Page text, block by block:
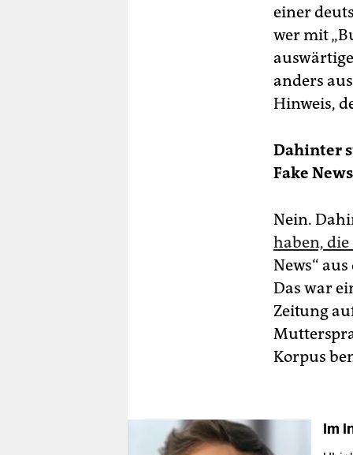
einer
wer mit
anders
Hinweis,
Dahinter
Fake
Nein.
haben,
News“
Das war
Zeitung
Korpus
Im